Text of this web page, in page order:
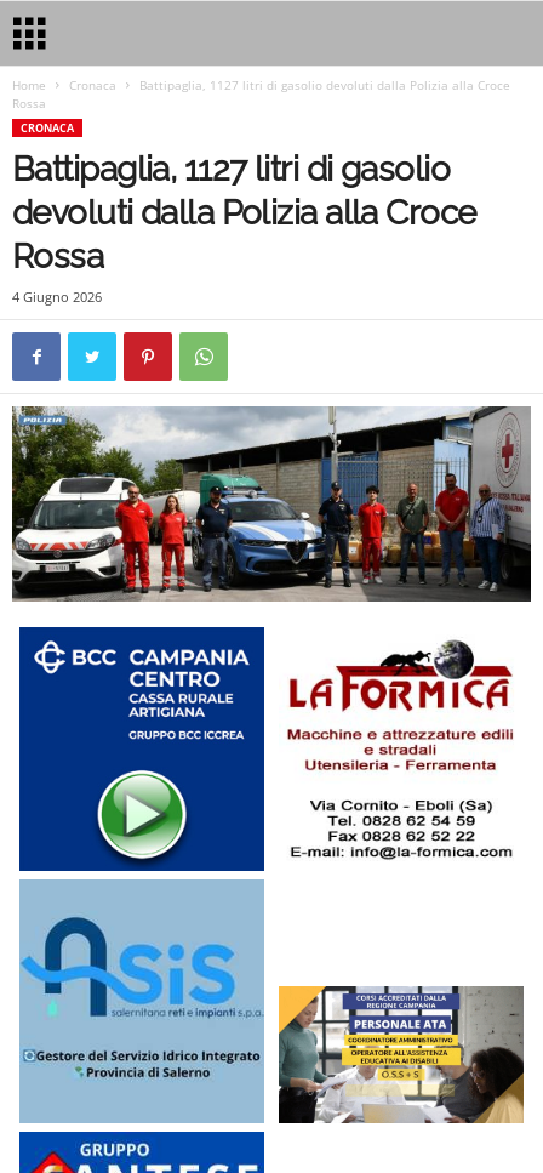
Home Cronaca
Battipaglia, 1127 litri di gasolio devoluti dalla Polizia alla Croce
Rossa
CRONACA
Battipaglia, 1127 litri di gasolio
devoluti dalla Polizia alla Croce
Rossa
4 Giugno 2026